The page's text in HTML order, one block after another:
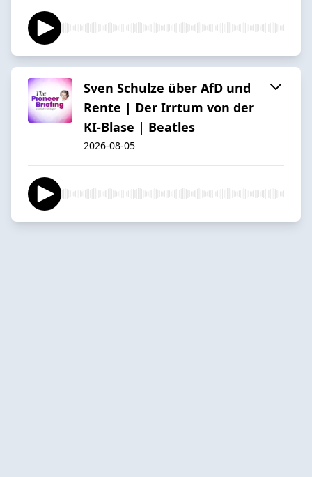
Sven Schulze über AfD und
Rente | Der Irrtum von der
KI-Blase | Beatles
2026-08-05